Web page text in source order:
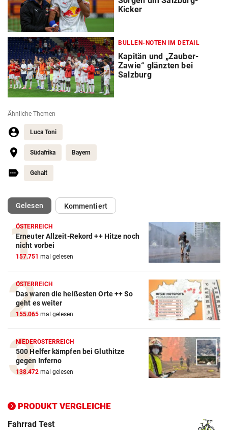
Kicker
BULLEN-NOTEN IM DETAIL
Kapitän und „Zauber-
Zawie“ glänzten bei
Salzburg
Ähnliche Themen
Luca Toni
Südafrika Bayern
Gehalt
Gelesen(ausgewählt)Kommentiert
ÖSTERREICH
Erneuter Allzeit-Rekord ++ Hitze noch
nicht vorbei
157.751 mal gelesen
ÖSTERREICH
Das waren die heißesten Orte ++ So
geht es weiter
155.065 mal gelesen
NIEDERÖSTERREICH
500 Helfer kämpfen bei Gluthitze
gegen Inferno
138.472 mal gelesen
PRODUKT VERGLEICHE
Action-Cam Vergleich
ZUM VERGLEICH
Crosstrainer Vergleich
ZUM VERGLEICH
E-Bike Vergleich
ZUM VERGLEICH
Elektro-Scooter Vergleich
ZUM VERGLEICH
ZUM VERGLEICH
Fahrrad Test